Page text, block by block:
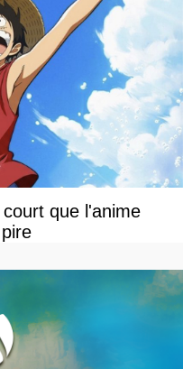
que l'anime